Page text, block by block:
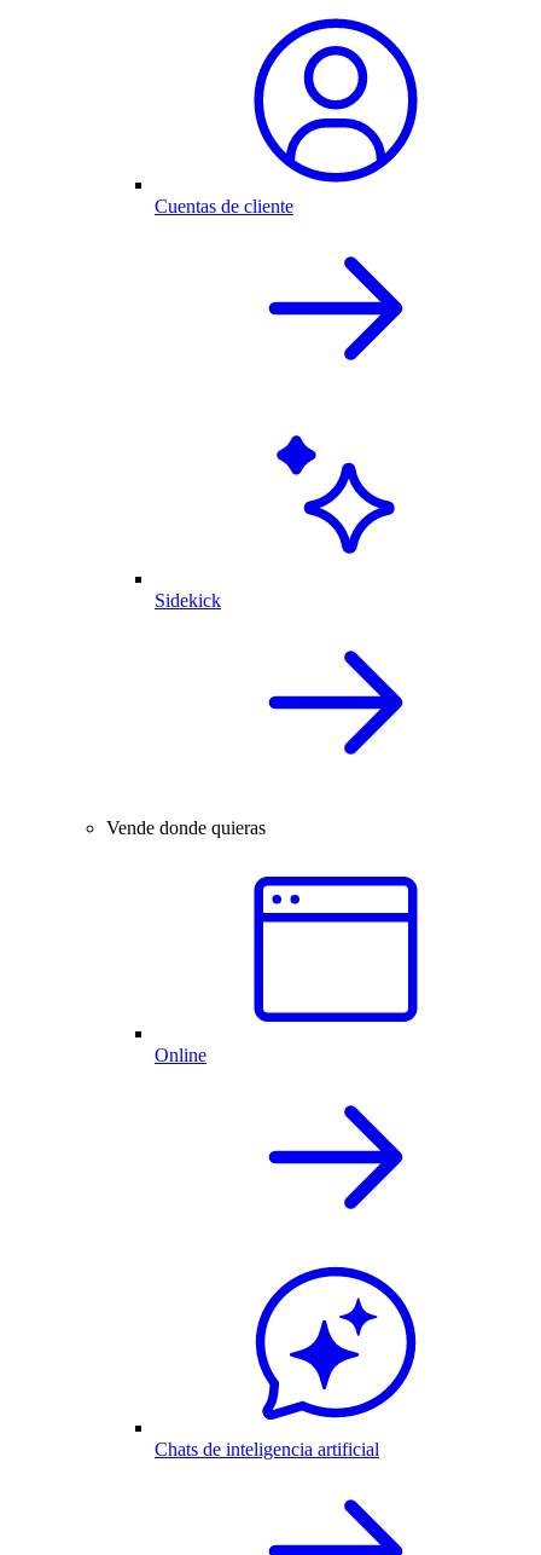
Cuentas de cliente
Sidekick
Vende donde quieras
Online
Chats de inteligencia artificial